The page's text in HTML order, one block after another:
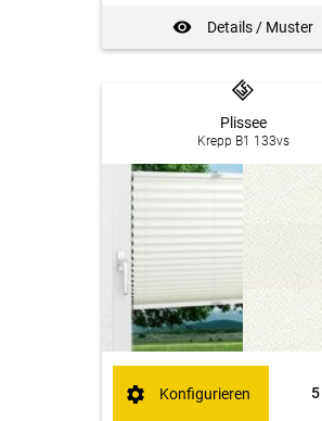
Details / Muster
Plissee
Krepp B1 133vs
Konfigurieren